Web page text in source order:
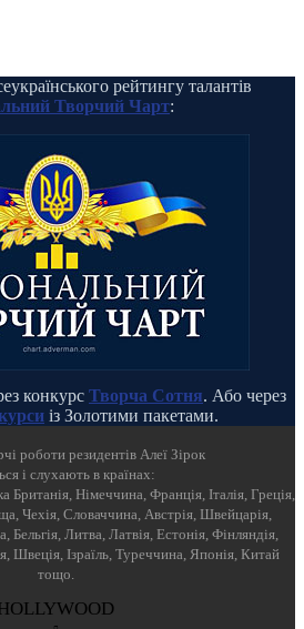
рейтингу талантів
Творчий Чарт:
конкурс Творча Сотня. Або через
із Золотими пакетами.
роботи резидентів Алеї Зірок
і слухають в країнах:
Німеччина, Франція, Італія, Греція,
Чехія, Словаччина, Австрія, Швейцарія,
Бельгія, Литва, Латвія, Естонія, Фінляндія,
Швеція, Ізраїль, Туреччина, Японія, Китай
тощо.